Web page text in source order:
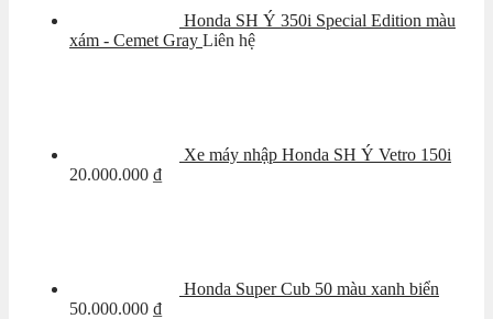
Honda SH Ý 350i Special Edition màu
xám - Cemet Gray Liên hệ
Xe máy nhập Honda SH Ý Vetro 150i
20.000.000 ₫
Honda Super Cub 50 màu xanh biển
50.000.000 ₫